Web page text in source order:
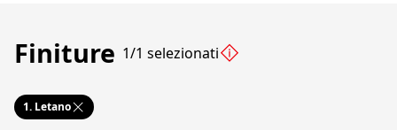
Finiture 1/1 selezionati
1. Letano